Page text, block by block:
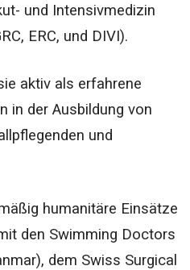
und Intensivmedizin
ERC, und DIVI).
aktiv als erfahrene
in der Ausbildung von
und
humanitäre Einsätze
den Swimming Doctors
dem Swiss Surgical